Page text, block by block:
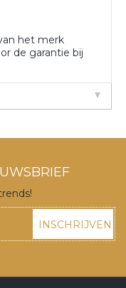
het merk
de garantie bij
INSCHRIJVEN